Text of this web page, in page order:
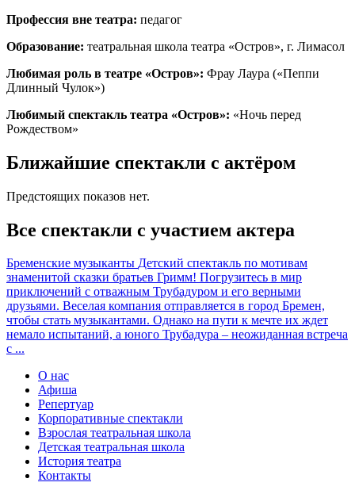
Профессия вне театра: педагог
Образование: театральная школа театра «Остров», г. Лимасол
Любимая роль в театре «Остров»: Фрау Лаура («Пеппи
Длинный Чулок»)
Любимый спектакль театра «Остров»: «Ночь перед
Рождеством»
Ближайшие спектакли с актёром
Предстоящих показов нет.
Все спектакли с участием актера
Бременские музыканты Детский спектакль по мотивам
знаменитой сказки братьев Гримм! Погрузитесь в мир
приключений с отважным Трубадуром и его верными
друзьями. Веселая компания отправляется в город Бремен,
чтобы стать музыкантами. Однако на пути к мечте их ждет
немало испытаний, а юного Трубадура – неожиданная встреча
с ...
О нас
Афиша
Репертуар
Корпоративные спектакли
Взрослая театральная школа
Детская театральная школа
История театра
Контакты